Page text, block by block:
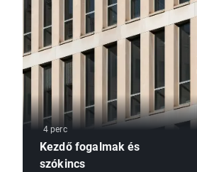
4 perc
Kezdő fogalmak és
szókincs